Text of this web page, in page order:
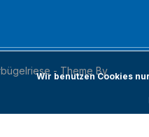
- Theme By
Wir benutzen Cookies